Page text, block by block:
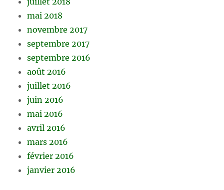
mai 2018
novembre 2017
septembre 2017
septembre 2016
août 2016
juillet 2016
juin 2016
mai 2016
avril 2016
mars 2016
février 2016
janvier 2016